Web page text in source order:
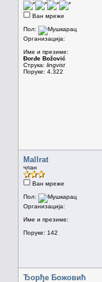
Ван мреже
Пол:
Организација:
Име и презиме:
Đorđe Božović
Струка: lingvist
Поруке: 4.322
Mallrat
члан
Ван мреже
Пол:
Организација:
Име и презиме:
Поруке: 142
Ђорђе Божовић